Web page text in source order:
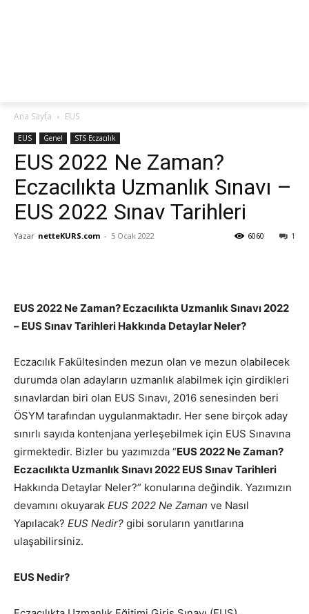
Ana Sayfa EUS
EUS Genel STS Eczacılık
EUS 2022 Ne Zaman?
Eczacılıkta Uzmanlık Sınavı –
EUS 2022 Sınav Tarihleri
Yazar netteKURS.com - 5 Ocak 2022 1
6060
EUS 2022 Ne Zaman? Eczacılıkta Uzmanlık Sınavı 2022
– EUS Sınav Tarihleri Hakkında Detaylar Neler?
Eczacılık Fakültesinden mezun olan ve mezun olabilecek
durumda olan adayların uzmanlık alabilmek için girdikleri
sınavlardan biri olan EUS Sınavı, 2016 senesinden beri
ÖSYM tarafından uygulanmaktadır. Her sene birçok aday
sınırlı sayıda kontenjana yerleşebilmek için EUS Sınavına
girmektedir. Bizler bu yazımızda “EUS 2022 Ne Zaman?
Eczacılıkta Uzmanlık Sınavı 2022 EUS Sınav Tarihleri
Hakkında Detaylar Neler?” konularına değindik. Yazımızın
devamını okuyarak EUS 2022 Ne Zaman ve Nasıl
Yapılacak? EUS Nedir? gibi soruların yanıtlarına
ulaşabilirsiniz.
EUS Nedir?